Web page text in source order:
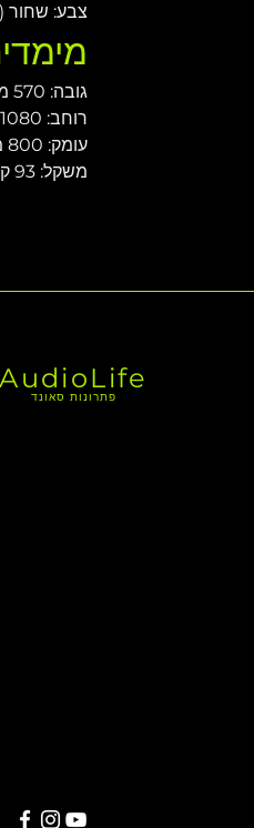
צבע: שחור
גובה: 570 מ"מ (22.44 אינץ')
רוחב: 1080 מ"מ (42.52 אינץ')
עומק: 800 מ"מ (31.5 אינץ')
משקל: 93 ק"ג (205 פאונד)
AudioLife
פתרונות סאונד